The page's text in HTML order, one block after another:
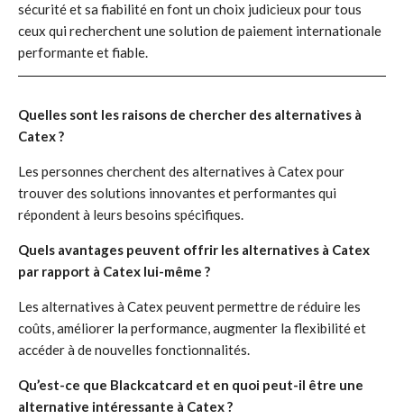
sécurité et sa fiabilité en font un choix judicieux pour tous
ceux qui recherchent une solution de paiement internationale
performante et fiable.
Quelles sont les raisons de chercher des alternatives à
Catex ?
Les personnes cherchent des alternatives à Catex pour
trouver des solutions innovantes et performantes qui
répondent à leurs besoins spécifiques.
Quels avantages peuvent offrir les alternatives à Catex
par rapport à Catex lui-même ?
Les alternatives à Catex peuvent permettre de réduire les
coûts, améliorer la performance, augmenter la flexibilité et
accéder à de nouvelles fonctionnalités.
Qu’est-ce que Blackcatcard et en quoi peut-il être une
alternative intéressante à Catex ?